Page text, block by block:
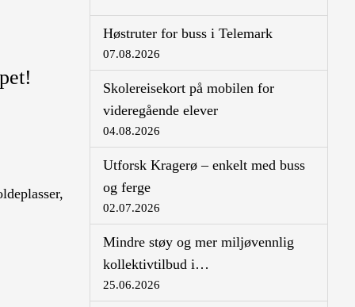
Høstruter for buss i Telemark
07.08.2026
Skolereisekort på mobilen for
videregående elever
04.08.2026
Utforsk Kragerø – enkelt med buss
og ferge
02.07.2026
Mindre støy og mer miljøvennlig
kollektivtilbud i…
25.06.2026